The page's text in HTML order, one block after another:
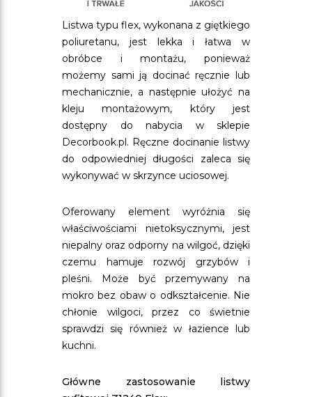
Listwa typu flex, wykonana z giętkiego
poliuretanu, jest lekka i łatwa w
obróbce i montażu, ponieważ
możemy sami ją docinać ręcznie lub
mechanicznie, a następnie ułożyć na
kleju montażowym, który jest
dostępny do nabycia w sklepie
Decorbook.pl. Ręczne docinanie listwy
do odpowiedniej długości zaleca się
wykonywać w skrzynce uciosowej.
Oferowany element wyróżnia się
właściwościami nietoksycznymi, jest
niepalny oraz odporny na wilgoć, dzięki
czemu hamuje rozwój grzybów i
pleśni. Może być przemywany na
mokro bez obaw o odkształcenie. Nie
chłonie wilgoci, przez co świetnie
sprawdzi się również w łazience lub
kuchni.
Główne zastosowanie listwy